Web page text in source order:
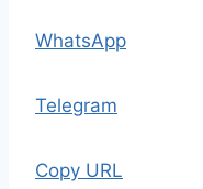
WhatsApp
Telegram
Copy URL